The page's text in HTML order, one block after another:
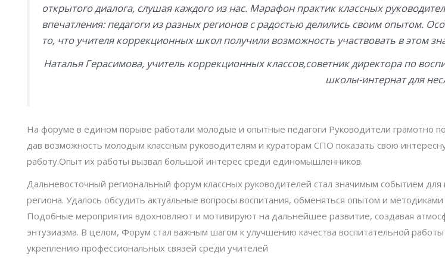
открытого диалога, слушая каждого из нас. Марафон практик классных
впечатления: педагоги из разных регионов с радостью делились своим опытом.
то, что учителя коррекционных школ получили возможность участвовать в этом
Наталья Герасимова, учитель коррекционных классов,советник директора по
школы-интернат для
На форуме в едином порыве работали молодые и опытные педагоги Руководители грамотно
дав возможность молодым классным руководителям и кураторам СПО показать свою
работу.Опыт их работы вызвал большой интерес среди единомышленников.
Дальневосточный региональный форум классных руководителей стал значимым событием для
региона. Удалось обсудить актуальные вопросы воспитания, обменяться опытом и
Подобные мероприятия вдохновляют и мотивируют на дальнейшее развитие, создавая
энтузиазма. В целом, Форум стал важным шагом к улучшению качества воспитательной
укреплению профессиональных связей среди учителей